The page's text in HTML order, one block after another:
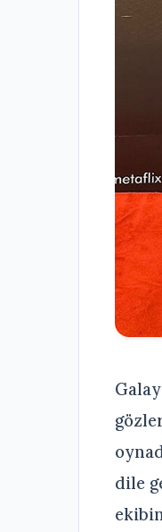
dile